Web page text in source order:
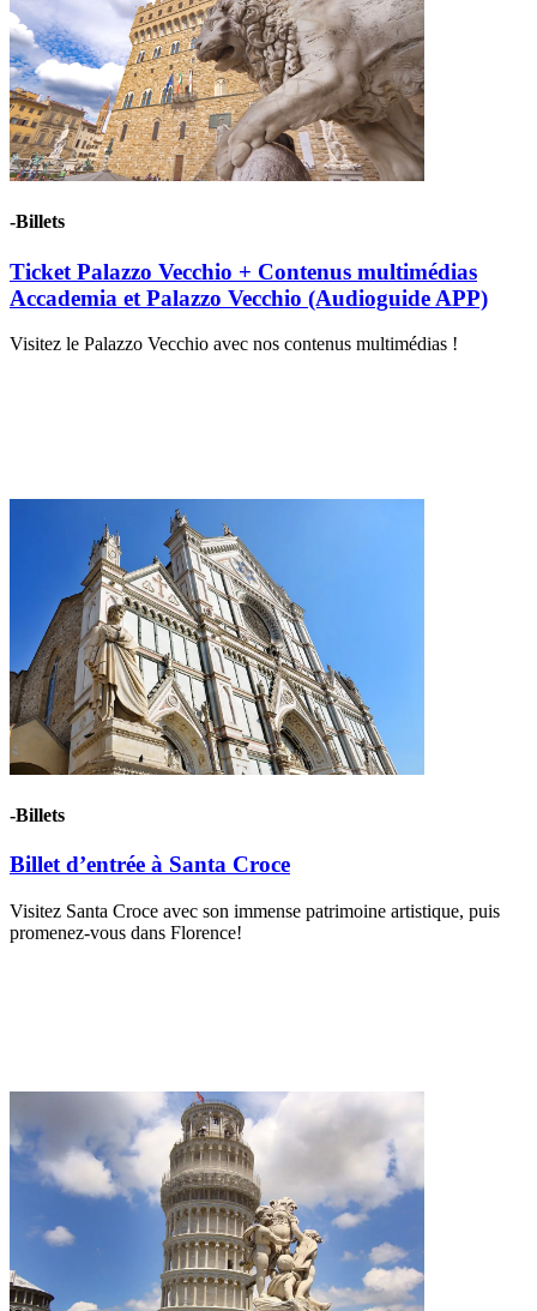
-Billets
Ticket Palazzo Vecchio + Contenus multimédias
Accademia et Palazzo Vecchio (Audioguide APP)
Visitez le Palazzo Vecchio avec nos contenus multimédias !
-Billets
Billet d’entrée à Santa Croce
Visitez Santa Croce avec son immense patrimoine artistique, puis
promenez-vous dans Florence!